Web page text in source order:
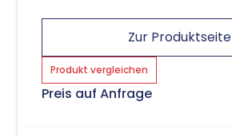
Zur Produktseite
Produkt vergleichen
Preis auf Anfrage